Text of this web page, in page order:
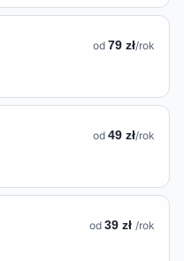
od 79 zł/rok
od 49 zł/rok
od 39 zł /rok